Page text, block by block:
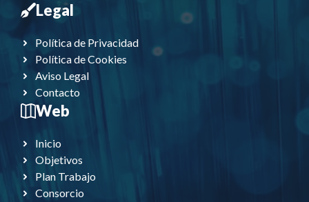
Legal
Política de Privacidad
Política de Cookies
Aviso Legal
Contacto
Web
Inicio
Objetivos
Plan Trabajo
Consorcio